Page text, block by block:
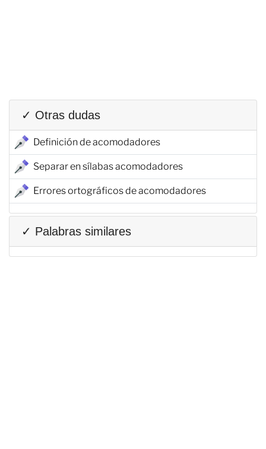
✓ Otras dudas
Definición de acomodadores
Separar en sílabas acomodadores
Errores ortográficos de acomodadores
✓ Palabras similares